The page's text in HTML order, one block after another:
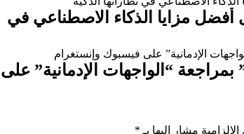
مزايا الذكاء الاصطناعي في
بمراجعة “الواجهات الإدمانية” على
الإلزامية مشار إليها بـ *